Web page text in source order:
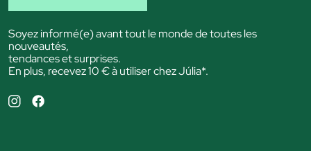
Soyez informé(e) avant tout le monde de toutes les
nouveautés,
tendances et surprises.
En plus, recevez 10 € à utiliser chez Júlia*.